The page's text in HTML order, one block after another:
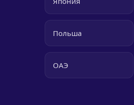
Польша
ОАЭ